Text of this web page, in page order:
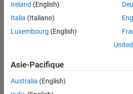
Ireland (English)
Italia (Italiano)
Luxembourg (English)
Asie-Pacifique
Australia (English)
MathWorks
Accelerating the pace of engineering and
Découvrir les produits